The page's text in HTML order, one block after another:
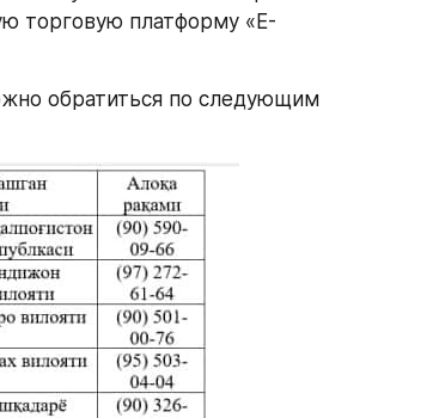
торговую платформу «E-
обратиться по следующим